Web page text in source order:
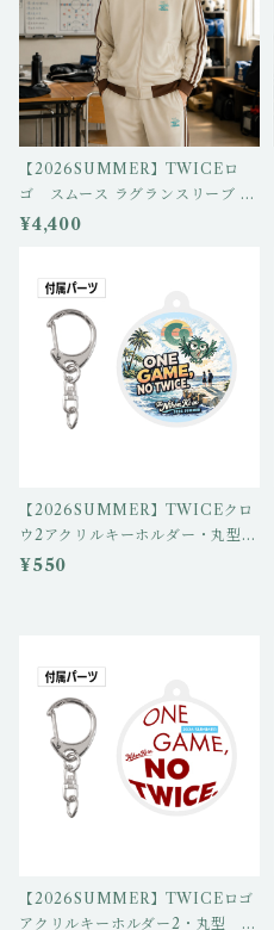
【2026SUMMER】TWICEロ
ゴ スムース ラグランスリーブ ト
ラック パンツ (サンドベージュ/
¥4,400
【2026SUMMER】TWICEクロ
ウ2アクリルキーホルダー・丸型
igo-ak-05
¥550
【2026SUMMER】TWICEロゴ
アクリルキーホルダー2・丸型 ig